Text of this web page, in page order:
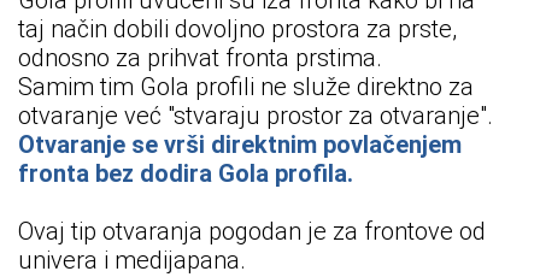
taj način dobili dovoljno prostora za prste,
odnosno za prihvat fronta prstima.
Samim tim Gola profili ne služe direktno za
otvaranje već "stvaraju prostor za otvaranje".
Otvaranje se vrši direktnim povlačenjem
fronta bez dodira Gola profila.
Ovaj tip otvaranja pogodan je za frontove od
univera i medijapana.